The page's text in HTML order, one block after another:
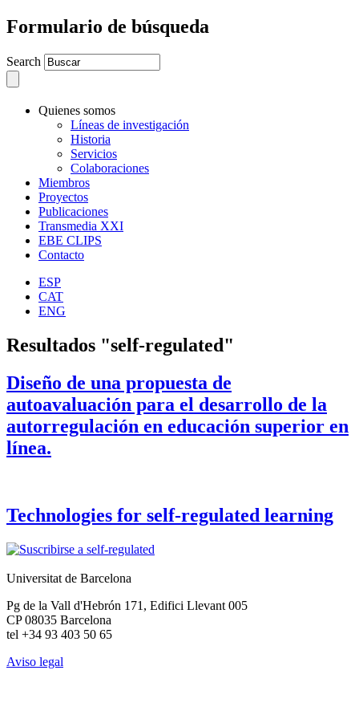
Formulario de búsqueda
Search
Quienes somos
Líneas de investigación
Historia
Servicios
Colaboraciones
Miembros
Proyectos
Publicaciones
Transmedia XXI
EBE CLIPS
Contacto
ESP
CAT
ENG
Resultados "self-regulated"
Diseño de una propuesta de
autoavaluación para el desarrollo de la
autorregulación en educación superior en
línea.
Technologies for self-regulated learning
Universitat de Barcelona
Pg de la Vall d'Hebrón 171, Edifici Llevant 005
CP 08035 Barcelona
tel +34 93 403 50 65
Aviso legal